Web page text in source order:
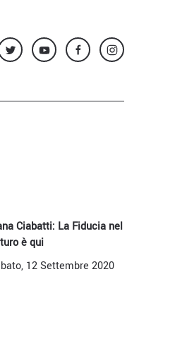
Ciabatti: La Fiducia nel
è qui
12 Settembre 2020